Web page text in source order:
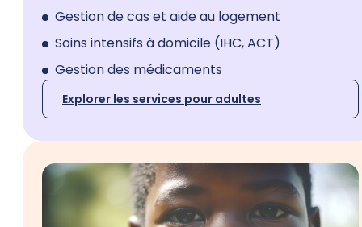
Gestion de cas et aide au logement
Soins intensifs à domicile (IHC, ACT)
Gestion des médicaments
Explorer les services pour adultes